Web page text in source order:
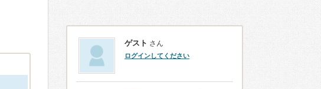
ゲスト さん
ログインしてください